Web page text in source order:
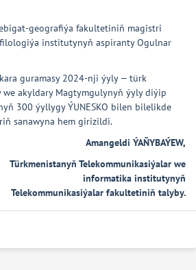
geografiýa fakultetiniň magistri
institutynyň aspiranty Ogulnar
guramasy 2024-nji ýyly — türk
akyldary Magtymgulynyň ýyly diýip
300 ýyllygy ÝUNESKO bilen bilelikde
sanawyna hem girizildi.
Amangeldi ÝAŇYBAÝEW,
Türkmenistanyň Telekommunikasiýalar we
informatika institutynyň
Telekommunikasiýalar fakultetiniň talyby.